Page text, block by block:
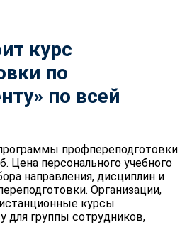
курс
по
по всей
профпереподготовки
Цена персонального учебного
направления, дисциплин и
Организации,
курсы
для группы сотрудников,